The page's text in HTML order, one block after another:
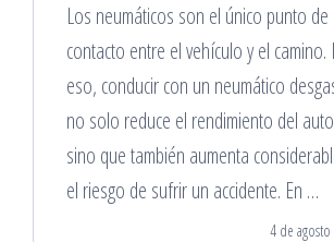
Los neumáticos son el único punto de
contacto entre el vehículo y el camino.
eso, conducir con un neumático
no solo reduce el rendimiento del
sino que también aumenta
el riesgo de sufrir un accidente. En …
4 de